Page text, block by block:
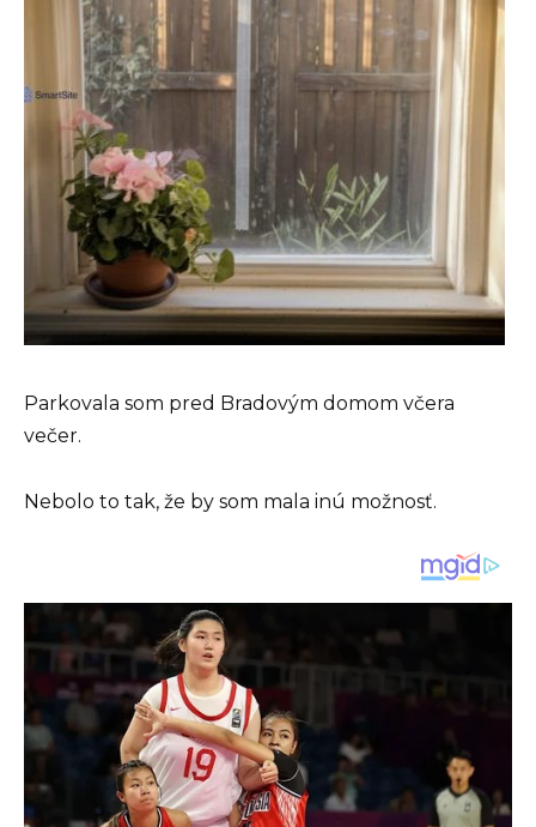
Parkovala som pred Bradovým domom včera
večer.
Nebolo to tak, že by som mala inú možnosť.